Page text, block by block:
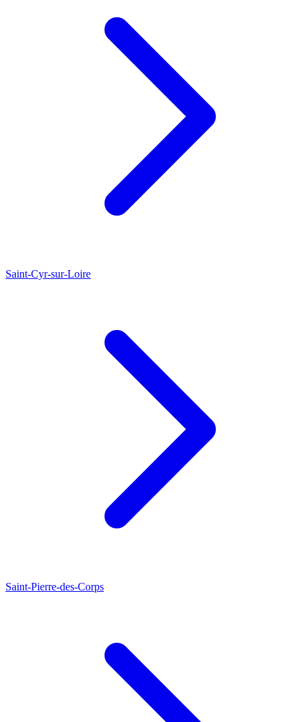
Saint-Cyr-sur-Loire
Saint-Pierre-des-Corps